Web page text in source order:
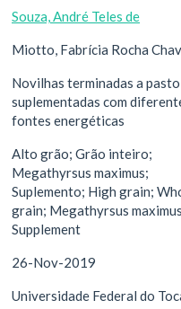
Souza, André Teles de
Miotto, Fabrícia Rocha
Novilhas terminadas a pasto
suplementadas com
fontes energéticas
Alto grão; Grão inteiro;
Megathyrsus maximus;
Suplemento; High grain;
grain; Megathyrsus
Supplement
26-Nov-2019
Universidade Federal do